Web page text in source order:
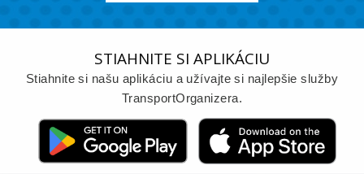
STIAHNITE SI APLIKÁCIU
Stiahnite si našu aplikáciu a užívajte si najlepšie služby
TransportOrganizera.